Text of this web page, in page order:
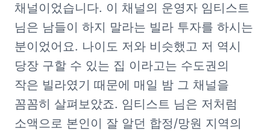
채널이었습니다. 이 채널의 운영자 임티스트
님은 남들이 하지 말라는 빌라 투자를 하시는
분이었어요. 나이도 저와 비슷했고 저 역시
당장 구할 수 있는 집 이라고는 수도권의
작은 빌라였기 때문에 매일 밤 그 채널을
꼼꼼히 살펴보았죠. 임티스트 님은 저처럼
소액으로 본인이 잘 알던 합정/망원 지역의